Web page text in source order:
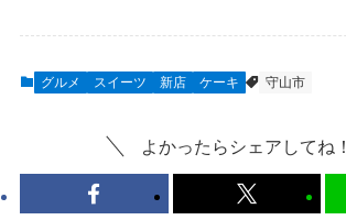
グルメ スイーツ 新店 ケーキ 守山市
よかったらシェアしてね！